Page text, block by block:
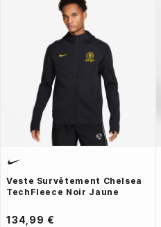
Veste Survêtement Chelsea
TechFleece Noir Jaune
134,99 €